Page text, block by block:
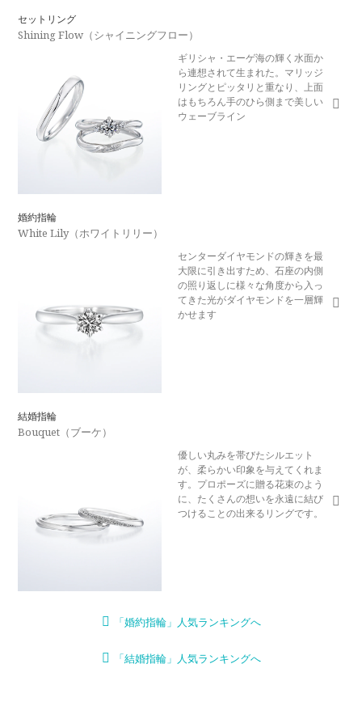
セットリング
Shining Flow（シャイニングフロー）
ギリシャ・エーゲ海の輝く水面か
ら連想されて生まれた。マリッジ
リングとピッタリと重なり、上面
はもちろん手のひら側まで美しい
ウェーブライン
婚約指輪
White Lily（ホワイトリリー）
センターダイヤモンドの輝きを最
大限に引き出すため、石座の内側
の照り返しに様々な角度から入っ
てきた光がダイヤモンドを一層輝
かせます
結婚指輪
Bouquet（ブーケ）
優しい丸みを帯びたシルエット
が、柔らかい印象を与えてくれま
す。プロポーズに贈る花束のよう
に、たくさんの想いを永遠に結び
つけることの出来るリングです。
「婚約指輪」人気ランキングへ
「結婚指輪」人気ランキングへ